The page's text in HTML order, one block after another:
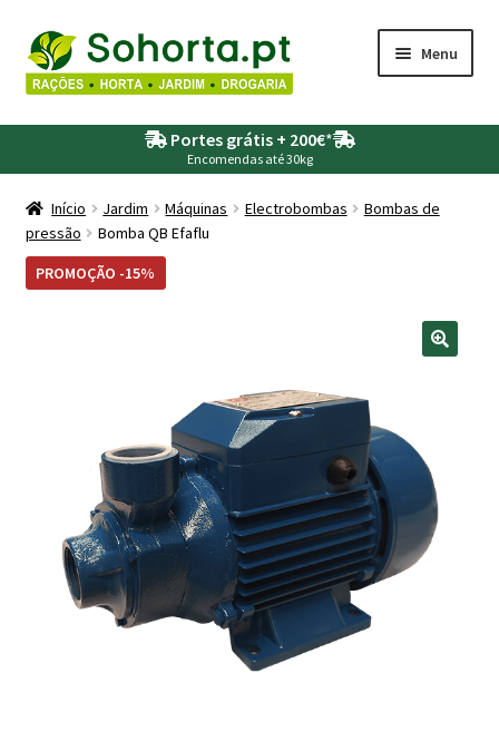
Ir
para
a
navegação
Saltar
para
o
conteúdo
Menu
Agricultura
Drogaria
Rega
Portes grátis + 200€*
Encomendas até 30kg
Início Jardim Máquinas Electrobombas
Bombas de
pressão
Bomba QB Efaflu
PROMOÇÃO -15%